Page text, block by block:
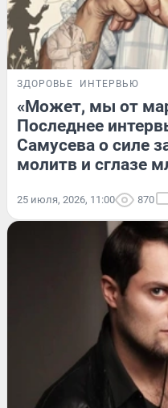
ЗДОРОВЬЕ ИНТЕРВЬЮ
«Может, мы от
Последнее
Самусева о силе
молитв и сглазе
25 июля, 2026, 11:00 870